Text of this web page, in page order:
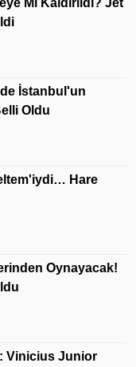
İstanbul'un
Oldu
Hare
Oynayacak!
Vinicius Junior